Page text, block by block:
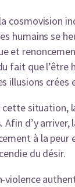
cosmovision
humains se
et
fait que l’être
illusions crées
cette situation,
Afin d’y
à la peur
du désir.
violence